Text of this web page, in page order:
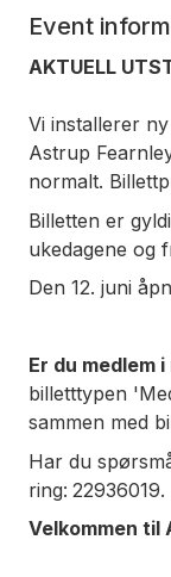
Event
AKTUELL
Vi installerer
Astrup
normalt.
Billetten er
ukedagene og
Den 12. juni
Er du medlem
billetttypen
sammen med
Har du
ring: 22936019.
Velkommen til